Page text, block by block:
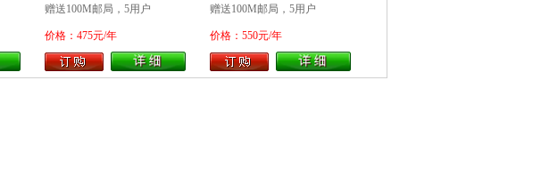
赠送100M邮局，5用户
价格：475元/年
赠送100M邮局，5用户
价格：550元/年